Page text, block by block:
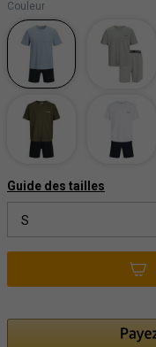
Couleur
S
Guide des tailles